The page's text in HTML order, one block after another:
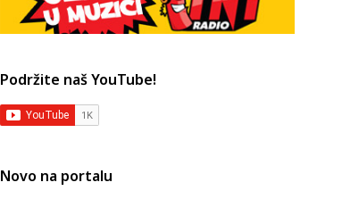
Podržite naš YouTube!
Novo na portalu